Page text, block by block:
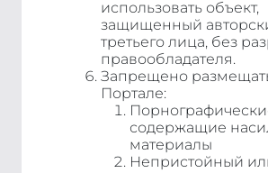
использовать объект,
защищенный
третьего лица, без
правообладателя.
Запрещено
Портале:
содержащие
материалы
Непристойный